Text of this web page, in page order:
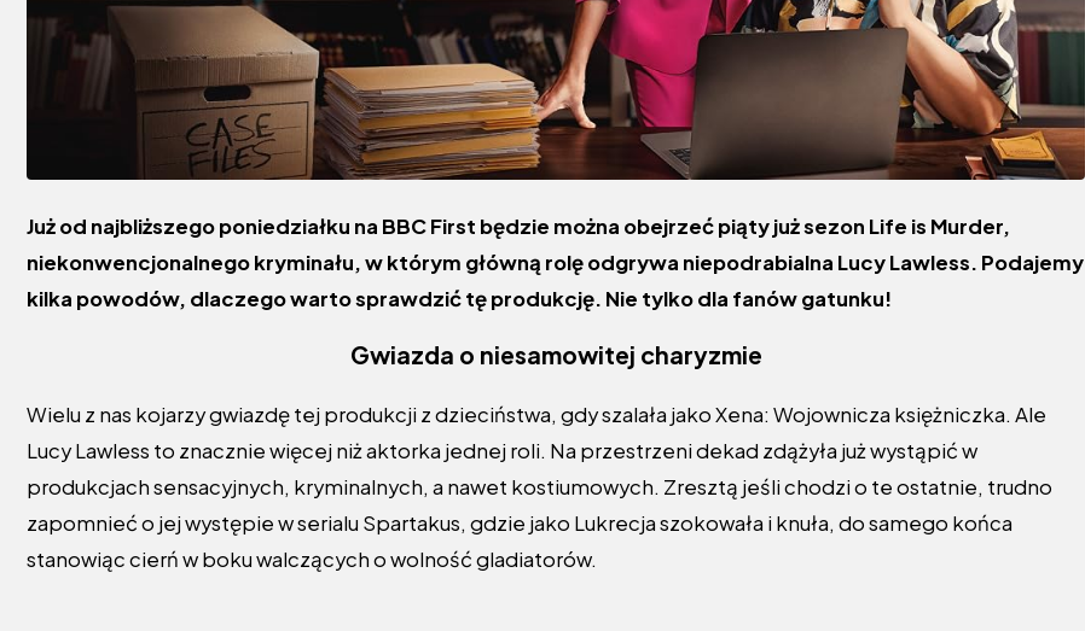
Już od najbliższego poniedziałku na BBC First będzie można obejrzeć piąty już sezon Life is Murder,
niekonwencjonalnego kryminału, w którym główną rolę odgrywa niepodrabialna Lucy Lawless. Podajemy
kilka powodów, dlaczego warto sprawdzić tę produkcję. Nie tylko dla fanów gatunku!
Gwiazda o niesamowitej charyzmie
Wielu z nas kojarzy gwiazdę tej produkcji z dzieciństwa, gdy szalała jako Xena: Wojownicza księżniczka. Ale
Lucy Lawless to znacznie więcej niż aktorka jednej roli. Na przestrzeni dekad zdążyła już wystąpić w
produkcjach sensacyjnych, kryminalnych, a nawet kostiumowych. Zresztą jeśli chodzi o te ostatnie, trudno
zapomnieć o jej występie w serialu Spartakus, gdzie jako Lukrecja szokowała i knuła, do samego końca
stanowiąc cierń w boku walczących o wolność gladiatorów.